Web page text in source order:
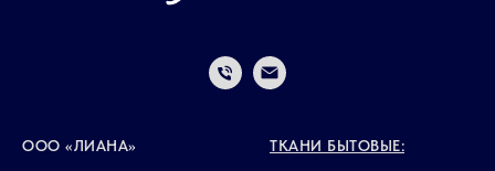
ООО «ЛИАНА»
ТКАНИ БЫТОВЫЕ: